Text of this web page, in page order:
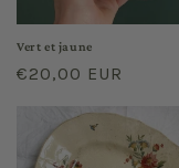
Vert et jaune
Regular
€20,00 EUR